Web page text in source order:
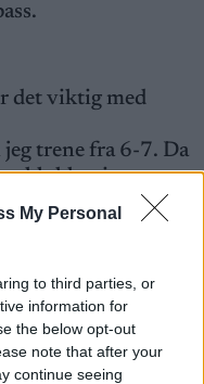
My Personal
to third parties, or
information for
the below opt-out
note that after your
continue seeing
det viktig med
jeg trene fra 6-7. Da
klokka ringer.
viktig å respektere
Hausken
å rekke T-banen
og noe på